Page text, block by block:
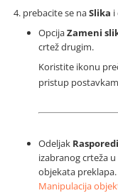
prebacite se naSlika i
OpcijaZameni
crtež drugim.
Koristite ikonu
pristup
Odeljak Rasporedi
izabranog crteža
objekata
Manipulacija